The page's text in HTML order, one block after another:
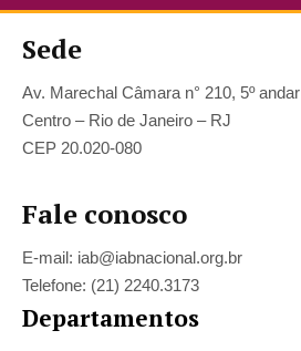
Sede
Av. Marechal Câmara n° 210, 5º andar
Centro – Rio de Janeiro – RJ
CEP 20.020-080
Fale conosco
E-mail: iab@iabnacional.org.br
Telefone: (21) 2240.3173
Departamentos